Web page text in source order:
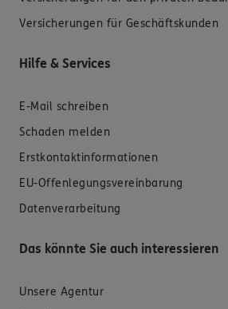
Versicherungen für Geschäftskunden
Hilfe & Services
E-Mail schreiben
Schaden melden
Erstkontaktinformationen
EU-Offenlegungsvereinbarung
Datenverarbeitung
Das könnte Sie auch interessieren
Unsere Agentur